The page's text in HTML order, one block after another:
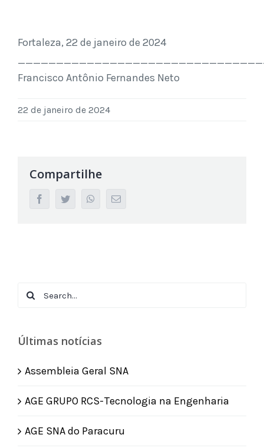
Fortaleza, 22 de janeiro de 2024
Francisco Antônio Fernandes Neto
22 de janeiro de 2024
Compartilhe
facebooktwitter whatsappEmail
Search
Últimas notícias
Assembleia Geral SNA
AGE GRUPO RCS-Tecnologia na Engenharia
AGE SNA do Paracuru